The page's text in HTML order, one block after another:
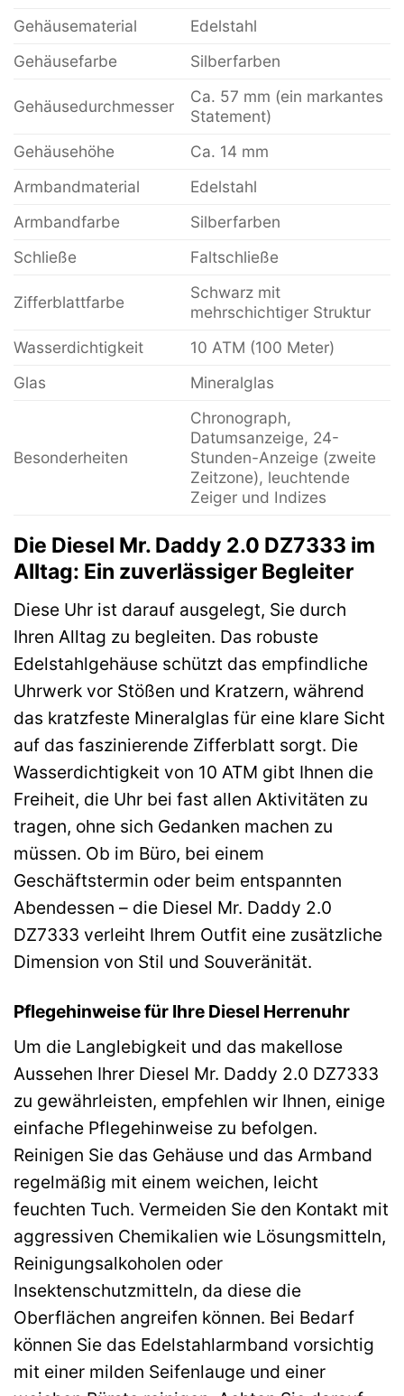
Gehäusematerial
Edelstahl
Gehäusefarbe
Silberfarben
Gehäusedurchmesser
Ca. 57 mm (ein markantes
Statement)
Gehäusehöhe
Ca. 14 mm
Armbandmaterial
Edelstahl
Armbandfarbe
Silberfarben
Schließe
Faltschließe
Zifferblattfarbe
Schwarz mit
mehrschichtiger Struktur
Wasserdichtigkeit
10 ATM (100 Meter)
Glas
Mineralglas
Besonderheiten
Chronograph,
Datumsanzeige, 24-
Stunden-Anzeige (zweite
Zeitzone), leuchtende
Zeiger und Indizes
Die Diesel Mr. Daddy 2.0 DZ7333 im
Alltag: Ein zuverlässiger Begleiter
Diese Uhr ist darauf ausgelegt, Sie durch
Ihren Alltag zu begleiten. Das robuste
Edelstahlgehäuse schützt das empfindliche
Uhrwerk vor Stößen und Kratzern, während
das kratzfeste Mineralglas für eine klare Sicht
auf das faszinierende Zifferblatt sorgt. Die
Wasserdichtigkeit von 10 ATM gibt Ihnen die
Freiheit, die Uhr bei fast allen Aktivitäten zu
tragen, ohne sich Gedanken machen zu
müssen. Ob im Büro, bei einem
Geschäftstermin oder beim entspannten
Abendessen – die Diesel Mr. Daddy 2.0
DZ7333 verleiht Ihrem Outfit eine zusätzliche
Dimension von Stil und Souveränität.
Pflegehinweise für Ihre Diesel Herrenuhr
Um die Langlebigkeit und das makellose
Aussehen Ihrer Diesel Mr. Daddy 2.0 DZ7333
zu gewährleisten, empfehlen wir Ihnen, einige
einfache Pflegehinweise zu befolgen.
Reinigen Sie das Gehäuse und das Armband
regelmäßig mit einem weichen, leicht
feuchten Tuch. Vermeiden Sie den Kontakt mit
aggressiven Chemikalien wie Lösungsmitteln,
Reinigungsalkoholen oder
Insektenschutzmitteln, da diese die
Oberflächen angreifen können. Bei Bedarf
können Sie das Edelstahlarmband vorsichtig
mit einer milden Seifenlauge und einer